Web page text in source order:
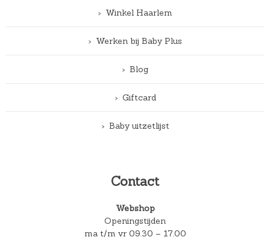
Winkel Haarlem
Werken bij Baby Plus
Blog
Giftcard
Baby uitzetlijst
Contact
Webshop
Openingstijden
ma t/m vr 09.30 – 17.00